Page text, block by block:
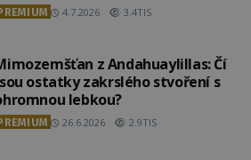
4.7.2026 3.4TIS
z Andahuaylillas: Čí
ostatky zakrslého stvoření s
lebkou?
26.6.2026 2.9TIS